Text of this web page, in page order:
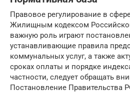
Правовое регулирование в
Жилищным кодексом
важную роль играют
устанавливающие правила
коммунальных услуг, а также
сроках оплаты и порядке
частности, следует обращать
Постановление Правительства